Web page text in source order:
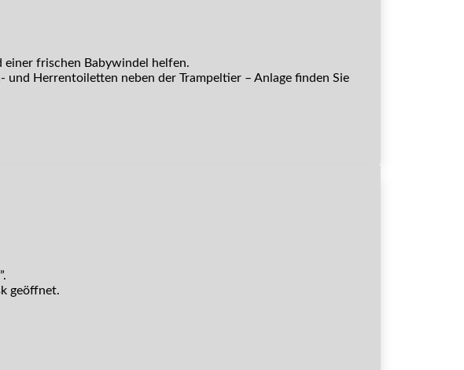
einer frischen Babywindel helfen.
und Herrentoiletten neben der Trampeltier – Anlage finden Sie
geöffnet.